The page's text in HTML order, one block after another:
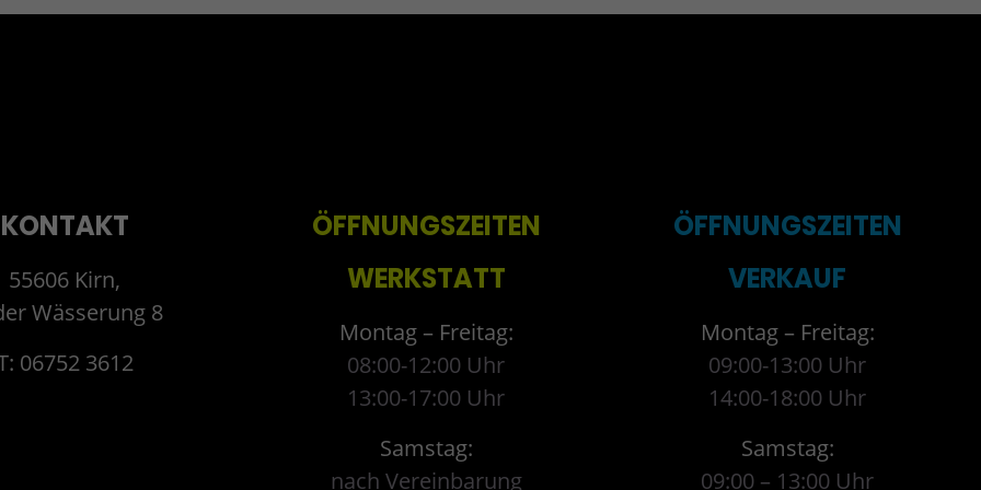
KONTAKT
55606 Kirn,
Wässerung 8
06752 3612
ÖFFNUNGSZEITEN
WERKSTATT
Montag – Freitag:
08:00-12:00 Uhr
13:00-17:00 Uhr
Samstag:
nach Vereinbarung
ÖFFNUNGSZEITEN
VERKAUF
Montag – Freitag:
09:00-13:00 Uhr
14:00-18:00 Uhr
Samstag:
09:00 – 13:00 Uhr